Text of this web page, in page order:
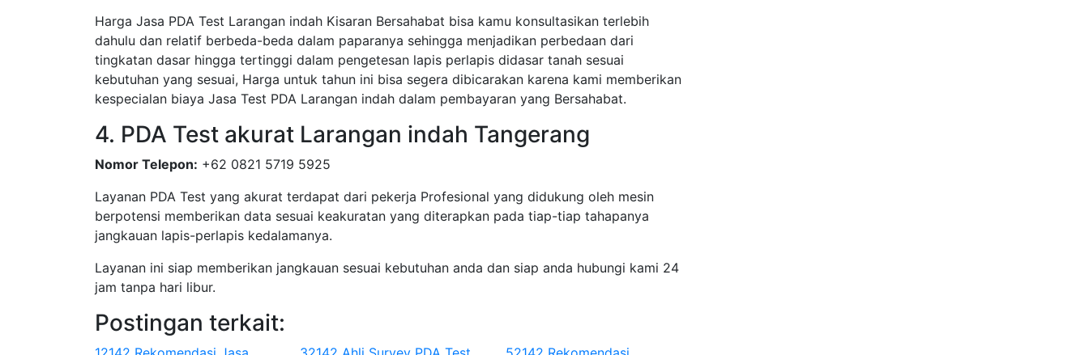
Harga Jasa PDA Test Larangan indah Kisaran Bersahabat bisa kamu konsultasikan terlebih
dahulu dan relatif berbeda-beda dalam paparanya sehingga menjadikan perbedaan dari
tingkatan dasar hingga tertinggi dalam pengetesan lapis perlapis didasar tanah sesuai
kebutuhan yang sesuai, Harga untuk tahun ini bisa segera dibicarakan karena kami memberikan
kespecialan biaya Jasa Test PDA Larangan indah dalam pembayaran yang Bersahabat.
4. PDA Test akurat Larangan indah Tangerang
Nomor Telepon: +62 0821 5719 5925
Layanan PDA Test yang akurat terdapat dari pekerja Profesional yang didukung oleh mesin
berpotensi memberikan data sesuai keakuratan yang diterapkan pada tiap-tiap tahapanya
jangkauan lapis-perlapis kedalamanya.
Layanan ini siap memberikan jangkauan sesuai kebutuhan anda dan siap anda hubungi kami 24
jam tanpa hari libur.
Postingan terkait: